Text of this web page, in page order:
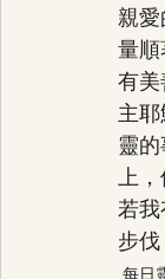
親
量
有
主
靈
上，
若
步
每日